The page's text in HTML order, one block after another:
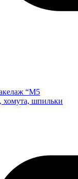
“M5
хомута, шпильки